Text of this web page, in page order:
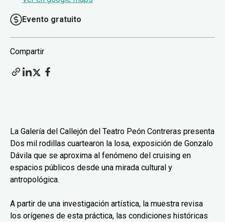
Evento gratuito
Compartir
La Galería del Callejón del Teatro Peón Contreras presenta
Dos mil rodillas cuartearon la losa, exposición de Gonzalo
Dávila que se aproxima al fenómeno del cruising en
espacios públicos desde una mirada cultural y
antropológica.
A partir de una investigación artística, la muestra revisa
los orígenes de esta práctica, las condiciones históricas